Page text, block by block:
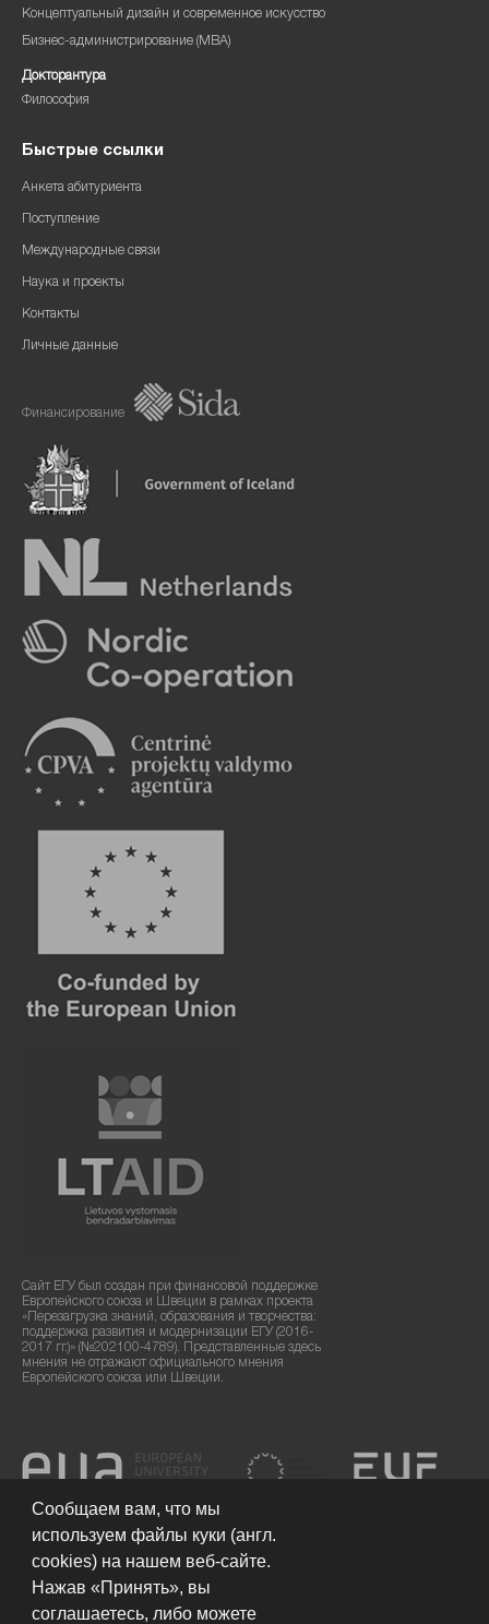
Концептуальный дизайн и современное искусство
Бизнес-администрирование (MBA)
Докторантура
Философия
Быстрые ссылки
Анкета абитуриента
Поступление
Международные связи
Наука и проекты
Контакты
Личные данные
Финансирование
Сайт ЕГУ был создан при финансовой поддержке
Европейского союза и Швеции в рамках проекта
«Перезагрузка знаний, образования и творчества:
поддержка развития и модернизации ЕГУ (2016-
2017 гг.)» (№202100-4789). Представленные здесь
мнения не отражают официального мнения
Европейского союза или Швеции.
Сообщаем вам, что мы
используем файлы куки (англ.
cookies) на нашем веб-сайте.
Нажав «Принять», вы
соглашаетесь, либо можете